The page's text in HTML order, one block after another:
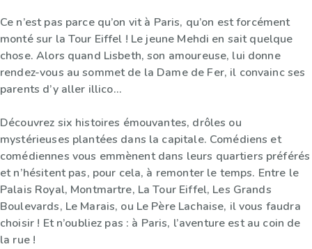
Ce n’est pas parce qu’on vit à Paris, qu’on est forcément
monté sur la Tour Eiffel ! Le jeune Mehdi en sait quelque
chose. Alors quand Lisbeth, son amoureuse, lui donne
rendez-vous au sommet de la Dame de Fer, il convainc ses
parents d’y aller illico…
Découvrez six histoires émouvantes, drôles ou
mystérieuses plantées dans la capitale. Comédiens et
comédiennes vous emmènent dans leurs quartiers préférés
et n’hésitent pas, pour cela, à remonter le temps. Entre le
Palais Royal, Montmartre, La Tour Eiffel, Les Grands
Boulevards, Le Marais, ou Le Père Lachaise, il vous faudra
choisir ! Et n’oubliez pas : à Paris, l’aventure est au coin de
la rue !